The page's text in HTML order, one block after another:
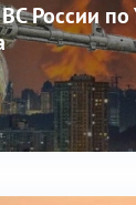
России по